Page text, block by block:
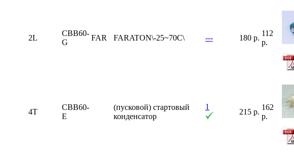
2L
CBB60-
G
FAR FARATON\-25~70C\ --- 180 р.
112
р.
4T
CBB60-
E
(пусковой) стартовый
конденсатор
1
215 р.
162
р.